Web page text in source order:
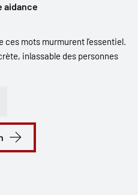
aidance
ces mots murmurent l’essentiel.
inlassable des personnes